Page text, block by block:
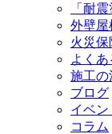
「耐
外壁屋
火災保
よくあ
施工の
ブログ
イベン
コラム